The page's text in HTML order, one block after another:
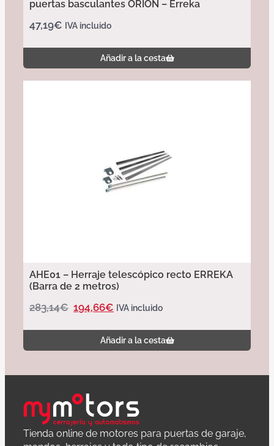
puertas basculantes ORION – Erreka
47,19€ IVA incluido
Añadir a la cesta
AHE01 – Herraje telescópico recto ERREKA
(Barra de 2 metros)
283,14€ 194,66€ IVA incluido
Añadir a la cesta
Tienda online de motores para puertas de garaje,